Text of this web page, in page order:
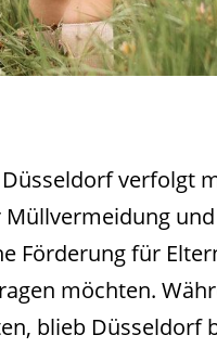
verfolgt
Förderung für
möchten.
blieb Düsseldorf